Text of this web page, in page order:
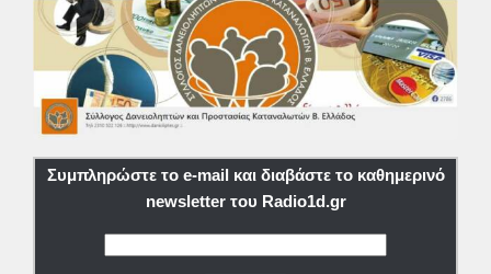
Συμπληρώστε το e-mail και διαβάστε το καθημερινό
newsletter του Radio1d.gr